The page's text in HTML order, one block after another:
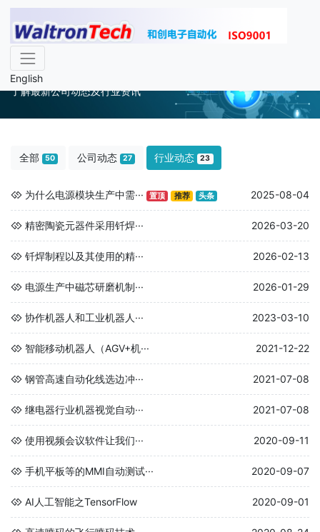
English
行业动态
了解最新公司动态及行业资讯
全部 50 公司动态 27 行业动态 23
为什么电源模块生产中需··· 置顶 推荐 头条 2025-08-04
精密陶瓷元器件采用钎焊··· 2026-03-20
钎焊制程以及其使用的精··· 2026-02-13
电源生产中磁芯研磨机制··· 2026-01-29
协作机器人和工业机器人··· 2023-03-10
智能移动机器人（AGV+机··· 2021-12-22
钢管高速自动化线选边冲··· 2021-07-08
继电器行业机器视觉自动··· 2021-07-08
使用视频会议软件让我们··· 2020-09-11
手机平板等的MMI自动测试··· 2020-09-07
AI人工智能之TensorFlow 2020-09-01